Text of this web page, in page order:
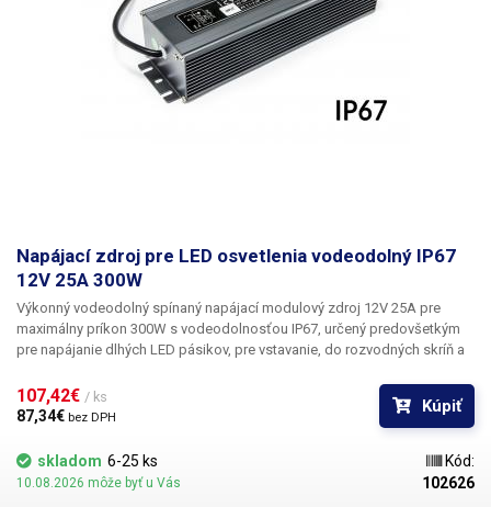
Napájací zdroj pre LED osvetlenia vodeodolný IP67
12V 25A 300W
Výkonný vodeodolný spínaný napájací modulový zdroj 12V 25A pre
maximálny príkon 300W s vodeodolnosťou IP67, určený predovšetkým
pre napájanie dlhých LED pásikov, pre vstavanie, do rozvodných skríň a
hliníkovým šasi so šedým eloxom, ktoré je až po okraj zaliate
epoxidovou živicou, čo dáva zdroju odolnosť IP67 a je teda
vhodný aj do
Do zdroja vstupuje 230V AC 50Hz spolu
s uzemňovacím vodičom a na výstupe sú dva páry výstupných vodičov
12V 25A. Zdroj ponúka základnú ochranu proti skratu a preťaženiu.
Stupeň krytia IP67 udáva krytie pred nebezpečným dotykom akejkoľvek
107,42€ / ks
87,34€ bez DPH
Kúpiť
skladom 6-25 ks
10.08.2026 môže byť u Vás
Kód:
102626